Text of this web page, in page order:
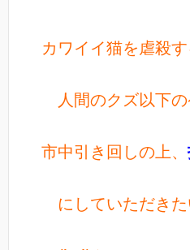
カワイイ猫を虐殺す
人間のクズ以下の
市中引き回しの上、
にしていただきた